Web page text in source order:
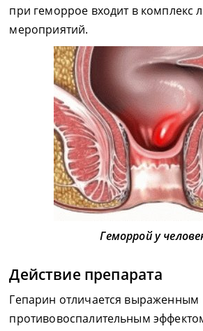
при геморрое входит в комплекс
мероприятий.
Геморрой у
Действие препарата
Гепарин отличается выраженным
противовоспалительным